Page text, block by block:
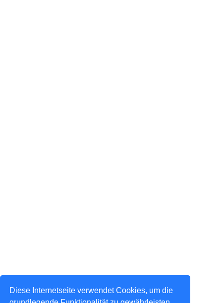
Diese Internetseite verwendet Cookies, um die